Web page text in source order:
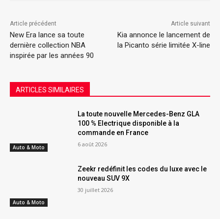
Article précédent
New Era lance sa toute
dernière collection NBA
inspirée par les années 90
Article suivant
Kia annonce le lancement de
la Picanto série limitée X-line
ARTICLES SIMILAIRES
Auto & Moto
La toute nouvelle Mercedes-Benz GLA
100 % Electrique disponible à la
commande en France
6 août 2026
Auto & Moto
Zeekr redéfinit les codes du luxe avec le
nouveau SUV 9X
30 juillet 2026